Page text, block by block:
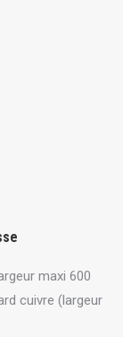
maxi 600
cuivre (largeur